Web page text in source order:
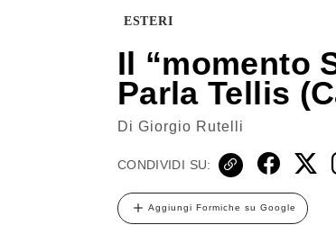
ESTERI
Il “momento
Parla Tellis
Di Giorgio Rutelli
CONDIVIDI SU:
Aggiungi Formiche su Google